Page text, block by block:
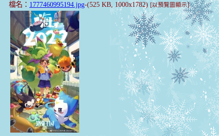
檔名： 1777460995194.jpg-(525 KB, 1000x1782)[以預覽圖顯示]